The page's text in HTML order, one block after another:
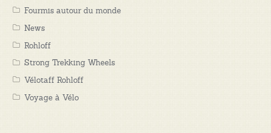
Fourmis autour du monde
News
Rohloff
Strong Trekking Wheels
Vélotaff Rohloff
Voyage à Vélo